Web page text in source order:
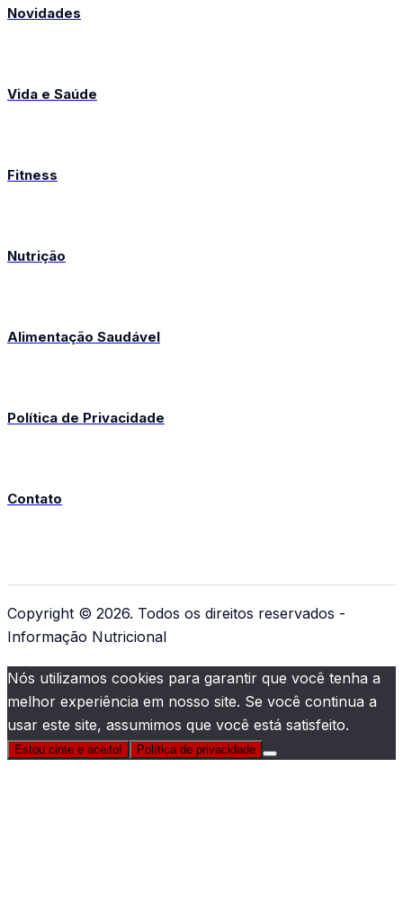
Novidades
Vida e Saúde
Fitness
Nutrição
Alimentação Saudável
Política de Privacidade
Contato
Copyright © 2026. Todos os direitos reservados -
Informação Nutricional
Nós utilizamos cookies para garantir que você tenha a
melhor experiência em nosso site. Se você continua a
usar este site, assumimos que você está satisfeito.
Estou cinte e aceito! Política de privacidade